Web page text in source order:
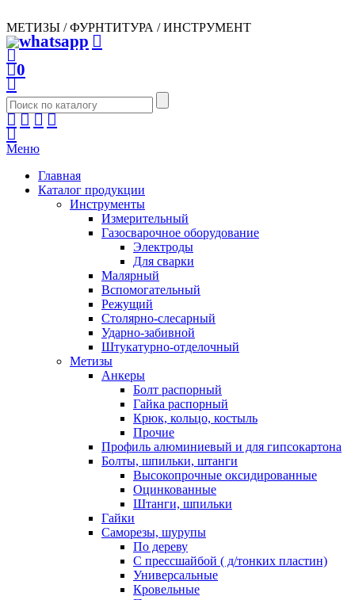
МЕТИЗЫ / ФУРНТИТУРА / ИНСТРУМЕНТ
0
Меню
Главная
Каталог продукции
Инструменты
Измерительный
Газосварочное оборудование
Электроды
Для сварки
Малярный
Вспомогательный
Режущий
Столярно-слесарный
Ударно-забивной
Штукатурно-отделочный
Метизы
Анкеры
Болт распорный
Гайка распорный
Крюк, кольцо, костыль
Прочие
Профиль алюминиевый и для гипсокартона
Болты, шпильки, штанги
Высокопрочные оксидированные
Оцинкованные
Штанги, шпильки
Гайки
Саморезы, шурупы
По дереву
С прессшайбой ( д/тонких пластин)
Универсальные
Кровельные